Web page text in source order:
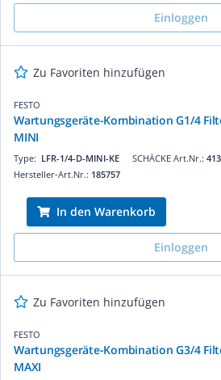
Einloggen
Zu Favoriten hinzufügen
FESTO
Wartungsgeräte-Kombination G1/4
MINI
SCHÄCKE Art.Nr.:
Type: LFR-1/4-D-MINI-KE
Hersteller-Art.Nr.: 185757
In den Warenkorb
Einloggen
Zu Favoriten hinzufügen
FESTO
Wartungsgeräte-Kombination G3/4
MAXI